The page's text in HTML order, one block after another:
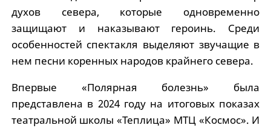
духов севера, которые одновременно
защищают и наказывают героинь. Среди
особенностей спектакля выделяют звучащие в
нем песни коренных народов крайнего севера.
Впервые «Полярная болезнь» была
представлена в 2024 году на итоговых показах
театральной школы «Теплица» МТЦ «Космос». И